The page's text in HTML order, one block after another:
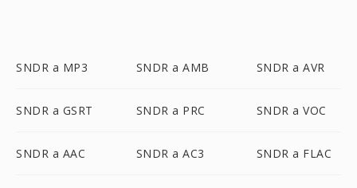
SNDR a MP3 SNDR a AMB SNDR a AVR
SNDR a GSRT SNDR a PRC SNDR a VOC
SNDR a AAC SNDR a AC3 SNDR a FLAC